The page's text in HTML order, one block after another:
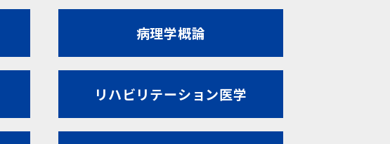
病理学概論
リハビリテーション医学